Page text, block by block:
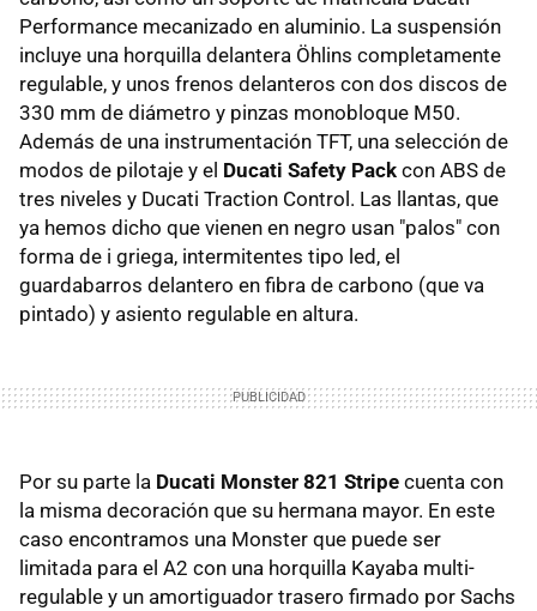
Performance mecanizado en aluminio. La suspensión
incluye una horquilla delantera Öhlins completamente
regulable, y unos frenos delanteros con dos discos de
330 mm de diámetro y pinzas monobloque M50.
Además de una instrumentación TFT, una selección de
modos de pilotaje y el Ducati Safety Pack con ABS de
tres niveles y Ducati Traction Control. Las llantas, que
ya hemos dicho que vienen en negro usan "palos" con
forma de i griega, intermitentes tipo led, el
guardabarros delantero en fibra de carbono (que va
pintado) y asiento regulable en altura.
Por su parte la Ducati Monster 821 Stripe cuenta con
la misma decoración que su hermana mayor. En este
caso encontramos una Monster que puede ser
limitada para el A2 con una horquilla Kayaba multi-
regulable y un amortiguador trasero firmado por Sachs